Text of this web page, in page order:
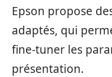
Epson propose
adaptés, qui
fine-tuner les
présentation.